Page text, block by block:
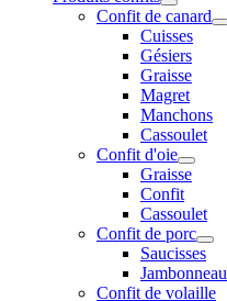
Confit de canard
Cuisses
Gésiers
Graisse
Magret
Manchons
Cassoulet
Confit d'oie
Graisse
Confit
Cassoulet
Confit de porc
Saucisses
Jambonneau
Confit de volaille